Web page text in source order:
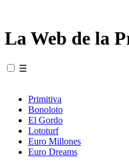
La Web de la
☰
Primitiva
Bonoloto
El Gordo
Lototurf
Euro Millones
Euro Dreams